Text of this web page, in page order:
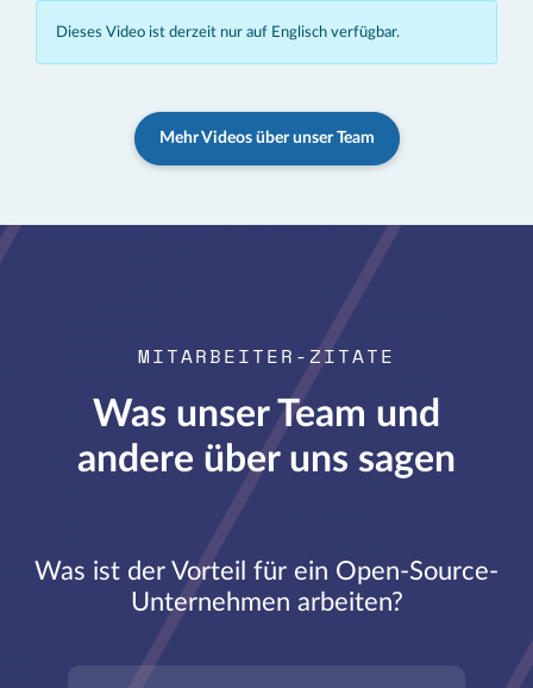
Dieses Video ist derzeit nur auf Englisch verfügbar.
Mehr Videos über unser Team
MITARBEITER-ZITATE
Was unser Team und
andere über uns sagen
Was ist der Vorteil für ein Open-Source-
Unternehmen arbeiten?